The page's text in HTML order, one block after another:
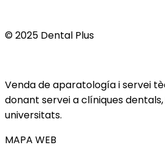
© 2025 Dental Plus
Venda de aparatología i servei
donant servei a clíniques
universitats.
MAPA WEB